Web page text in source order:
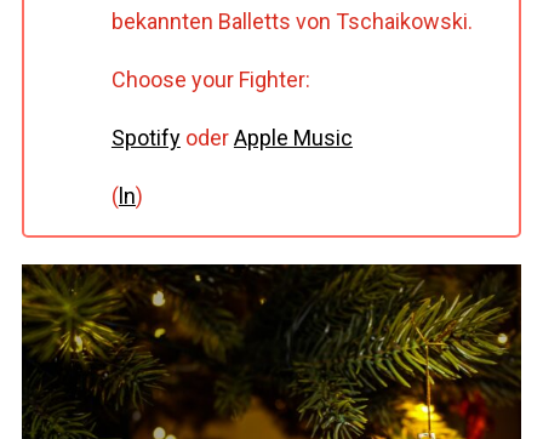
bekannten Balletts von Tschaikowski.
Choose your Fighter:
SpotifyoderApple Music
(ln)